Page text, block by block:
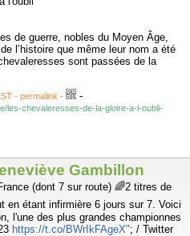
des représentations genrées
à des femmes. Les lignes bougent,
encore long.
de guerre, nobles du Moyen Âge,
l’histoire que même leur nom a été
sont passées de la
- permalink - -
les-chevaleresses-de-la-gloire-a-l-oubli-
Gambillon
(dont 7 sur route) 🌈2 titres de
en étant infirmière 6 jours sur 7. Voici
l'une des plus grandes championnes
https://t.co/BWrIkFAgeX"; / Twitter